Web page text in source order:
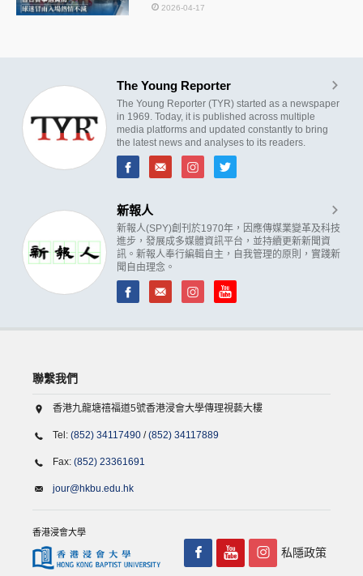
2026-04-17
The Young Reporter
The Young Reporter (TYR) started as a newspaper
in 1969. Today, it is published across multiple
media platforms and updated constantly to bring
the latest news and analyses to its readers.
新報人
新報人(SPY)創刊於1970年，因應傳媒業變革及科技
進步，發展成多媒體資訊平台，並持續更新新聞資
訊。新報人奉行編輯自主，自我管理的原則，實踐新
聞自由理念。
聯繫我們
香港九龍塘禧福道5號香港浸會大學傳理視藝大樓
Tel: (852) 34117490 /(852) 34117889
Fax: (852) 23361691
jour@hkbu.edu.hk
香港浸會大學
私隱政策